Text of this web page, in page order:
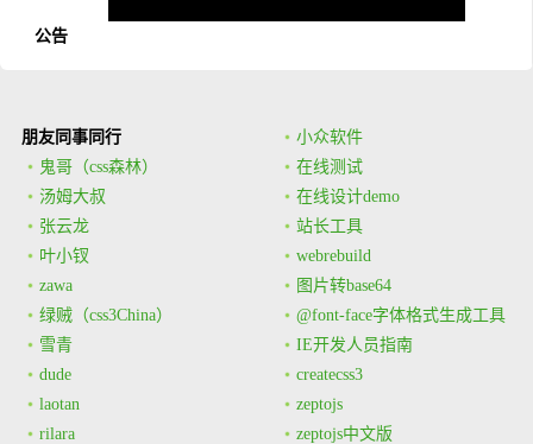
公告
朋友同事同行
鬼哥（css森林）
汤姆大叔
张云龙
叶小钗
zawa
绿贼（css3China）
雪青
dude
laotan
rilara
小众软件
在线测试
在线设计demo
站长工具
webrebuild
图片转base64
@font-face字体格式生成工具
IE开发人员指南
createcss3
zeptojs
zeptojs中文版